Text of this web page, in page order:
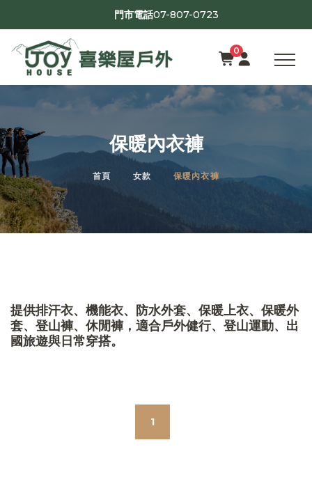
門市電話07-807-0723
0
保暖內衣褲
首頁 女款 保暖內衣褲
提供排汗衣、機能衣、防水外套、保暖上衣、保暖外
套、登山褲、休閒褲，適合戶外健行、登山運動、出
國旅遊與日常穿搭。
1